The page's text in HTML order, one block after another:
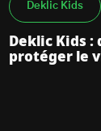
Deklic Kids
Deklic Kids :
protéger le